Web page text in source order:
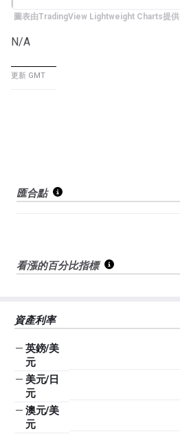
圖表由TradingView Lightweight Charts提供
N/A
更新 GMT
匯合點
看漲的百分比指標
資產利率
— 英鎊/美
元
— 美元/日
元
— 澳元/美
元